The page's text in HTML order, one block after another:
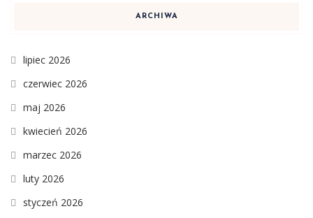
ARCHIWA
lipiec 2026
czerwiec 2026
maj 2026
kwiecień 2026
marzec 2026
luty 2026
styczeń 2026